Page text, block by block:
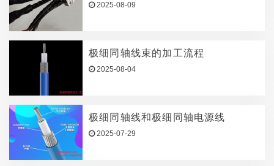
2025-08-09
极细同轴线束的加工流程
2025-08-04
极细同轴线和极细同轴电源线
2025-07-29